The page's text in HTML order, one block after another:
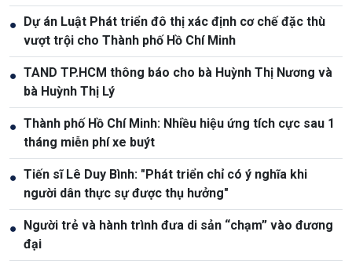
● Dự án Luật Phát triển đô thị xác định cơ chế đặc thù
vượt trội cho Thành phố Hồ Chí Minh
● TAND TP.HCM thông báo cho bà Huỳnh Thị Nương và
bà Huỳnh Thị Lý
● Thành phố Hồ Chí Minh: Nhiều hiệu ứng tích cực sau 1
tháng miễn phí xe buýt
● Tiến sĩ Lê Duy Bình: "Phát triển chỉ có ý nghĩa khi
người dân thực sự được thụ hưởng"
● Người trẻ và hành trình đưa di sản “chạm” vào đương
đại